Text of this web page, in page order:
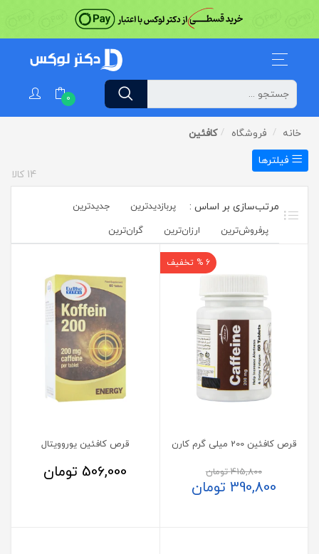
0
خانه فروشگاه
کافئین
فیلترها
14 کالا
پربازدیدترین
جدیدترین
پرفروش‌ترین‌
ارزان‌ترین گران‌ترین
6 % تخفیف
قرص کافئین 200 میلی گرم کارن
415,800تومان
390,800 تومان
قرص کافئین یوروویتال
506,000 تومان